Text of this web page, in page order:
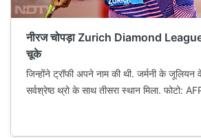
नीरज चोपड़ा Zurich Diamond
चूके
जिन्होंने ट्रॉफी अपने नाम की थी. जर्मनी के
सर्वश्रेष्ठ थ्रो के साथ तीसरा स्थान मिला. फोटो: